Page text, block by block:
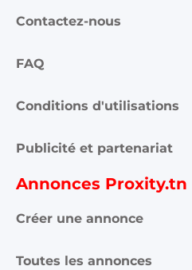
Contactez-nous
FAQ
Conditions d'utilisations
Publicité et partenariat
Annonces Proxity.tn
Créer une annonce
Toutes les annonces